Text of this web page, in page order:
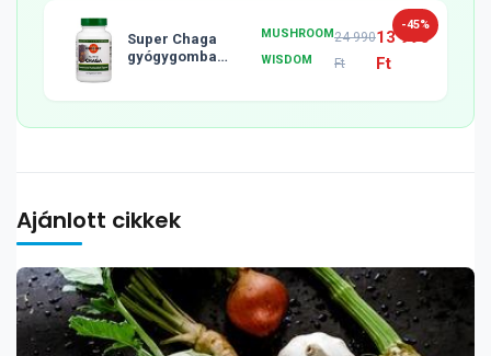
-45%
Super Chaga
gyógygomba
MUSHROOM
WISDOM
24 990
Ft
13 990
Ft
Ajánlott cikkek